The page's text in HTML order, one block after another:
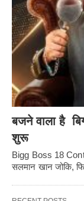
बजने वाला है
शुरू
Bigg Boss 18
सलमान खान जोकि,